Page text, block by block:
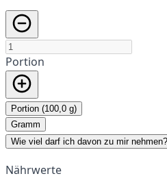
Portion
Portion (100,0 g)
Gramm
Wie viel darf ich davon zu mir nehmen?
Nährwerte